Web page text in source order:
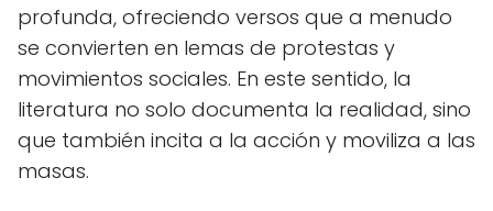
profunda, ofreciendo versos que a menudo
se convierten en lemas de protestas y
movimientos sociales. En este sentido, la
literatura no solo documenta la realidad, sino
que también incita a la acción y moviliza a las
masas.